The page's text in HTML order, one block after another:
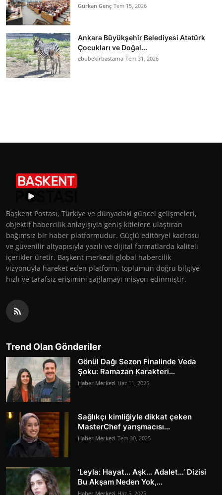
Gürkan Genç Tem 15, 2026
Ankara Büyükşehir Belediyesi Atatürk
Çocukları ve Doğal...
ebubekirbastama Tem 31, 2026
Başkent Postası, Türkiye ve dünyadaki güncel gelişmeleri,
objektif habercilik anlayışıyla geniş kitlelere ulaştıran
bağımsız bir haber platformudur. Güçlü editöryel kadrosu
ve güvenilir altyapısıyla yazılı ve dijital formatlarda kaliteli
içerikler üretir. Başkent merkezli global habercilik
vizyonuyla hareket eden platform, toplumun doğru bilgiye
hızlı ve tarafsız erişimini sağlamayı misyon edinmiştir.
Trend Olan Gönderiler
Gönül Dağı Sezon Finalinde Veda
Şoku: Ramazan Karakteri...
Haber Merkezi Haz 11, 2025
Sağlıkçı kimliğiyle dikkat çeken
MasterChef yarışmacısı...
Haber Merkezi Tem 30, 2025
‘Leyla: Hayat… Aşk… Adalet…’ Dizisi
Bu Akşam Neden Yok,...
Haber Merkezi Haz 5, 2025